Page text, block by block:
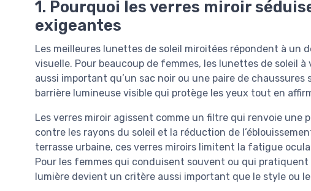
1. Pourquoi les verres miroir
exigeantes
Les meilleures lunettes de soleil miroitées répondent à un
visuelle. Pour beaucoup de femmes, les lunettes de soleil
aussi important qu’un sac noir ou une paire de
barrière lumineuse visible qui protège les yeux tout en
Les verres miroir agissent comme un filtre qui renvoie une
contre les rayons du soleil et la réduction de
terrasse urbaine, ces verres miroirs limitent la fatigue
Pour les femmes qui conduisent souvent ou qui
lumière devient un critère aussi important que le style ou